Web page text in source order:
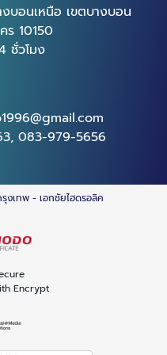
บอนเหนือ เขตบางบอน
ร 10150
ชั่วโมง
, 083-979-5656
รุงเทพ - เอกชัยไฮดรอลิค
Encrypt